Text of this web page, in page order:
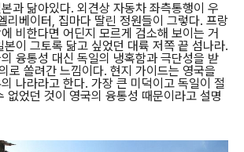
과 닮아있다. 외견상 자동차 좌측통행이 우
리베이터, 집마다 딸린 정원들이 그렇다. 프랑
비한다면 어딘지 모르게 검소해 보이는 거
본이 그토록 닮고 싶었던 대륙 저쪽 끝 섬나라.
융통성 대신 독일의 냉혹함과 극단성을 받
로 쏠려간 느낌이다. 현지 가이드는 영국을
나라라고 한다. 가장 큰 미덕이고 독일이 절
없었던 것이 영국의 융통성 때문이라고 설명